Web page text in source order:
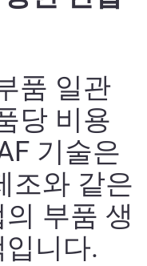
품 일관
당 비용
기술은
조와 같은
부품 생
니다.